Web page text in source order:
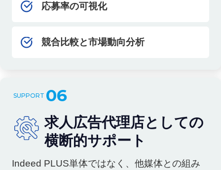
応募率の可視化
競合比較と市場動向分析
06
求人広告代理店としての
横断的サポート
Indeed PLUS単体ではなく、他媒体との組み